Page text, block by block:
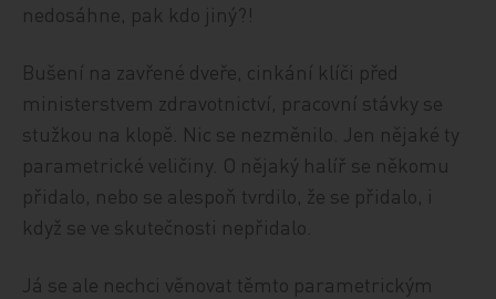
nedosáhne, pak kdo jiný?!
Bušení na zavřené dveře, cinkání klíči před
ministerstvem zdravotnictví, pracovní stávky se
stužkou na klopě. Nic se nezměnilo. Jen nějaké ty
parametrické veličiny. O nějaký halíř se někomu
přidalo, nebo se alespoň tvrdilo, že se přidalo, i
když se ve skutečnosti nepřidalo.
Já se ale nechci věnovat těmto parametrickým